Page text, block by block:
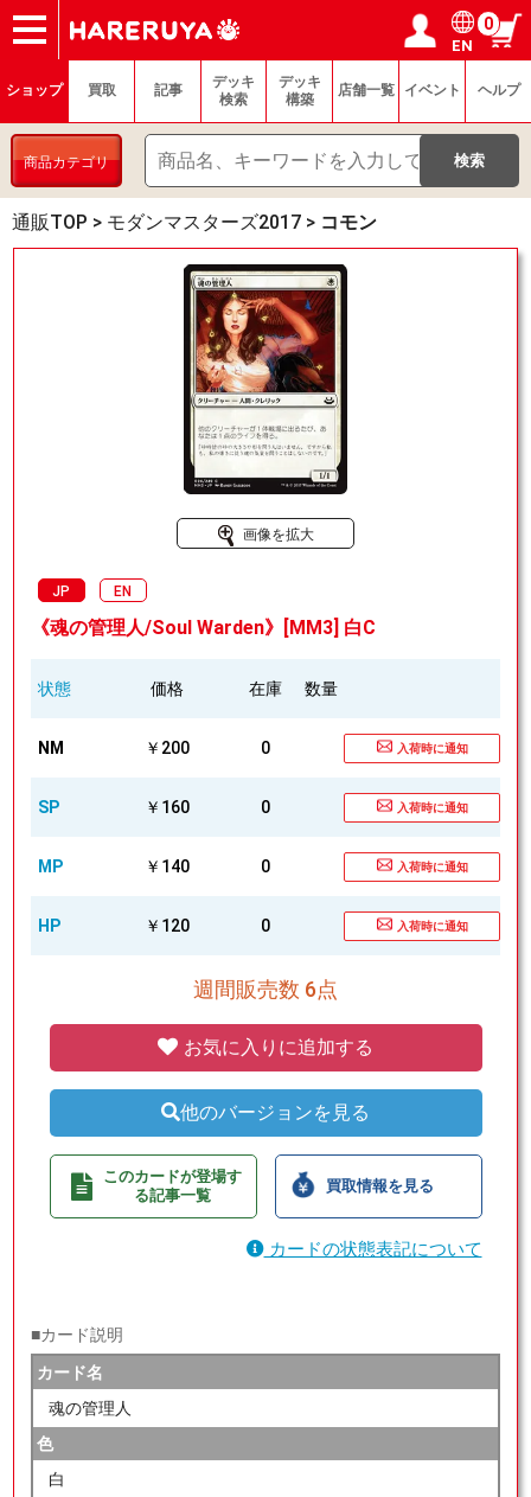
ショップ
買取
記事
デッキ検索
デッキ構築
選手一覧
店舗一覧
イベント
ヘルプ
お問い合わせ ログイン／会員登録
マイページ
EN
0
ショップ 買取 記事
デッキ
検索
デッキ
構築
店舗一覧 イベント ヘルプ
商品カテゴリ
通販TOP > モダンマスターズ2017 > コモン
画像を拡大
JP EN
《魂の管理人/Soul Warden》[MM3] 白C
状態 価格 在庫 数量
NM ￥200 0 入荷時に通知
SP ￥160 0 入荷時に通知
MP ￥140 0 入荷時に通知
HP ￥120 0 入荷時に通知
週間販売数 6点
お気に入りに追加する
他のバージョンを見る
このカードが登場す
る記事一覧
買取情報を見る
カードの状態表記について
■カード説明
カード名
魂の管理人
色
白